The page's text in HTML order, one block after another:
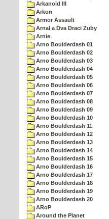
Arkanoid III
Arkon
Armor Assault
Arnal a Dva Draci Zuby
Arnie
Arno Boulderdash 01
Arno Boulderdash 02
Arno Boulderdash 03
Arno Boulderdash 04
Arno Boulderdash 05
Arno Boulderdash 06
Arno Boulderdash 07
Arno Boulderdash 08
Arno Boulderdash 09
Arno Boulderdash 10
Arno Boulderdash 11
Arno Boulderdash 12
Arno Boulderdash 13
Arno Boulderdash 14
Arno Boulderdash 15
Arno Boulderdash 16
Arno Boulderdash 17
Arno Boulderdash 18
Arno Boulderdash 19
Arno Boulderdash 20
ARoP
Around the Planet